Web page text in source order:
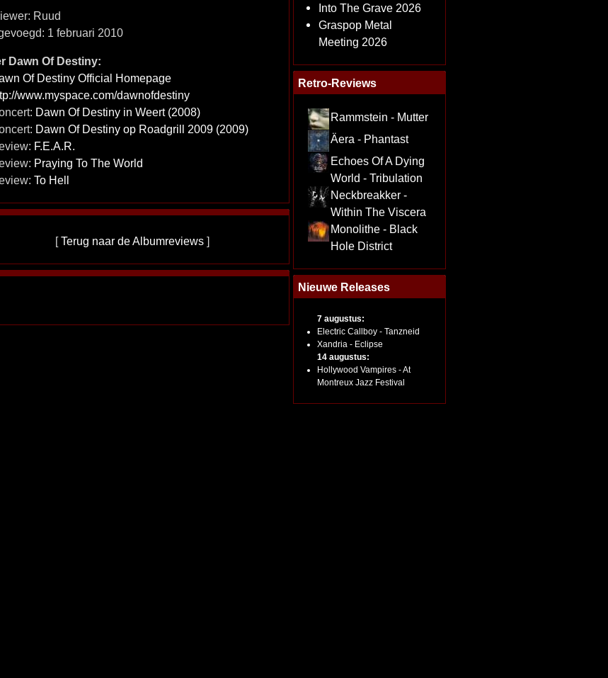
Ruud
1 februari 2010
Dawn Of Destiny:
Of Destiny Official Homepage
www.myspace.com/dawnofdestiny
Dawn Of Destiny in Weert (2008)
Dawn Of Destiny op Roadgrill 2009 (2009)
F.E.A.R.
Praying To The World
To Hell
[Terug naar de Albumreviews ]
Into The Grave 2026
Graspop Metal
Meeting 2026
Retro-Reviews
Rammstein - Mutter
Äera - Phantast
Echoes Of A Dying
World - Tribulation
Neckbreakker -
Within The Viscera
Monolithe - Black
Hole District
Nieuwe Releases
7 augustus:
Electric Callboy - Tanzneid
Xandria - Eclipse
14 augustus:
Hollywood Vampires - At
Montreux Jazz Festival